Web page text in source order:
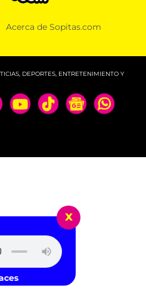
hizo millonaria a una
Acerca de Sopitas.com
DEPORTES, ENTRETENIMIENTO Y
x